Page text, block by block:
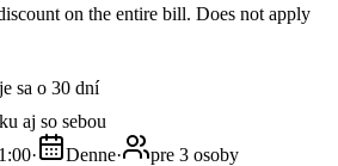
on the entire bill. Does not apply
sa o 30 dní
aj so sebou
· Denne·
pre 3 osoby